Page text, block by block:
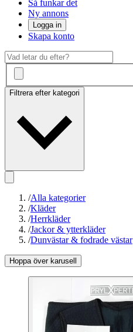
Så funkar det
Ny annons
Logga in
Skapa konto
Filtrera efter kategori
/Alla kategorier
/Kläder
/Herrkläder
/Jackor & ytterkläder
/Dunvästar & fodrade västar
Hoppa över karusell